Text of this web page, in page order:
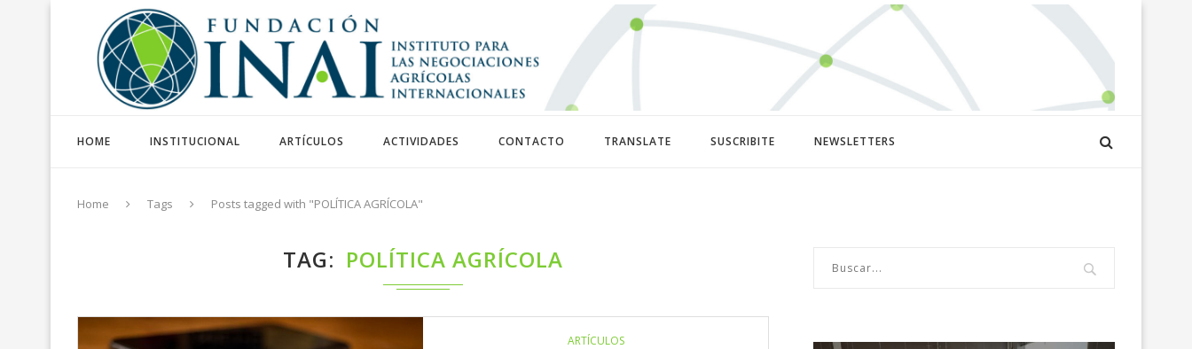
HOME INSTITUCIONAL ARTÍCULOS ACTIVIDADES CONTACTO TRANSLATE SUSCRIBITE NEWSLETTERS
Home Tags Posts tagged with "POLÍTICA AGRÍCOLA"
TAG POLÍTICA AGRÍCOLA
ARTÍCULOS